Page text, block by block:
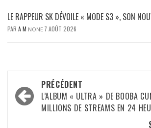
LE RAPPEUR SK DÉVOILE « MODE S3 », SON
PAR A M NONE 7 AOÛT 2026
Navigation
d’article
PRÉCÉDENT
L’ALBUM « ULTRA » DE BOOBA
MILLIONS DE STREAMS EN 24